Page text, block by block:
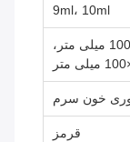
9ml، 10ml
13×75 میلی متر، 13×100 میلی متر،
خون سرم
قرمز